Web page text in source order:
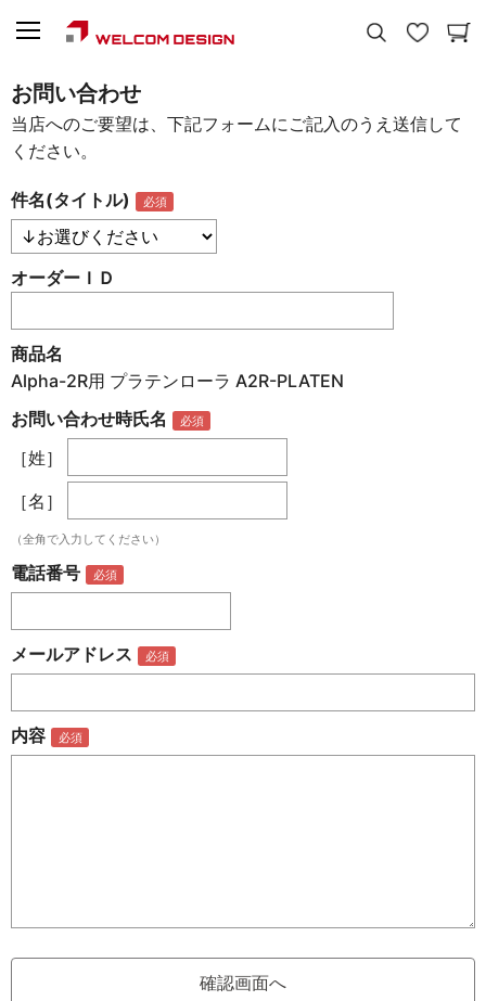
お問い合わせ
当店へのご要望は、下記フォームにご記入のうえ送信して
ください。
件名(タイトル)
オーダーＩＤ
商品名
Alpha-2R用 プラテンローラ A2R-PLATEN
お問い合わせ時氏名
［姓］
［名］
（全角で入力してください）
電話番号
メールアドレス
内容